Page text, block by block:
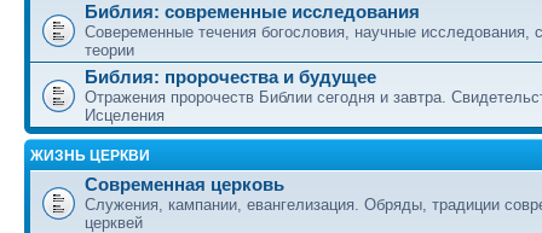
Библия: современные исследования
Совеременные течения богословия, научные исследования,
теории
Библия: пророчества и будущее
Отражения пророчеств Библии сегодня и завтра.
Исцеления
ЖИЗНЬ ЦЕРКВИ
Современная церковь
Служения, кампании, евангелизация. Обряды, традиции
церквей